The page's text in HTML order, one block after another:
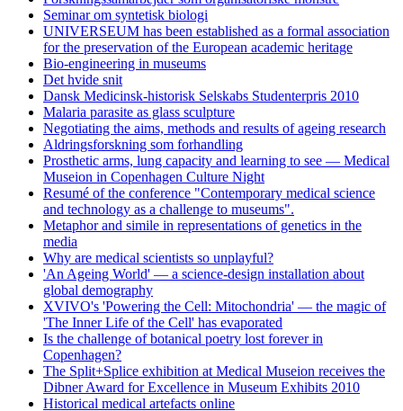
Seminar om syntetisk biologi
UNIVERSEUM has been established as a formal association
for the preservation of the European academic heritage
Bio-engineering in museums
Det hvide snit
Dansk Medicinsk-historisk Selskabs Studenterpris 2010
Malaria parasite as glass sculpture
Negotiating the aims, methods and results of ageing research
Aldringsforskning som forhandling
Prosthetic arms, lung capacity and learning to see — Medical
Museion in Copenhagen Culture Night
Resumé of the conference "Contemporary medical science
and technology as a challenge to museums".
Metaphor and simile in representations of genetics in the
media
Why are medical scientists so unplayful?
'An Ageing World' — a science-design installation about
global demography
XVIVO's 'Powering the Cell: Mitochondria' — the magic of
'The Inner Life of the Cell' has evaporated
Is the challenge of botanical poetry lost forever in
Copenhagen?
The Split+Splice exhibition at Medical Museion receives the
Dibner Award for Excellence in Museum Exhibits 2010
Historical medical artefacts online